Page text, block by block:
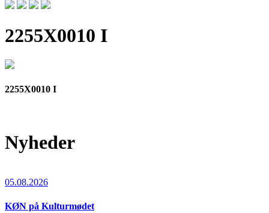
2255X0010 I
2255X0010 I
Nyheder
05.08.2026
KØN på Kulturmødet